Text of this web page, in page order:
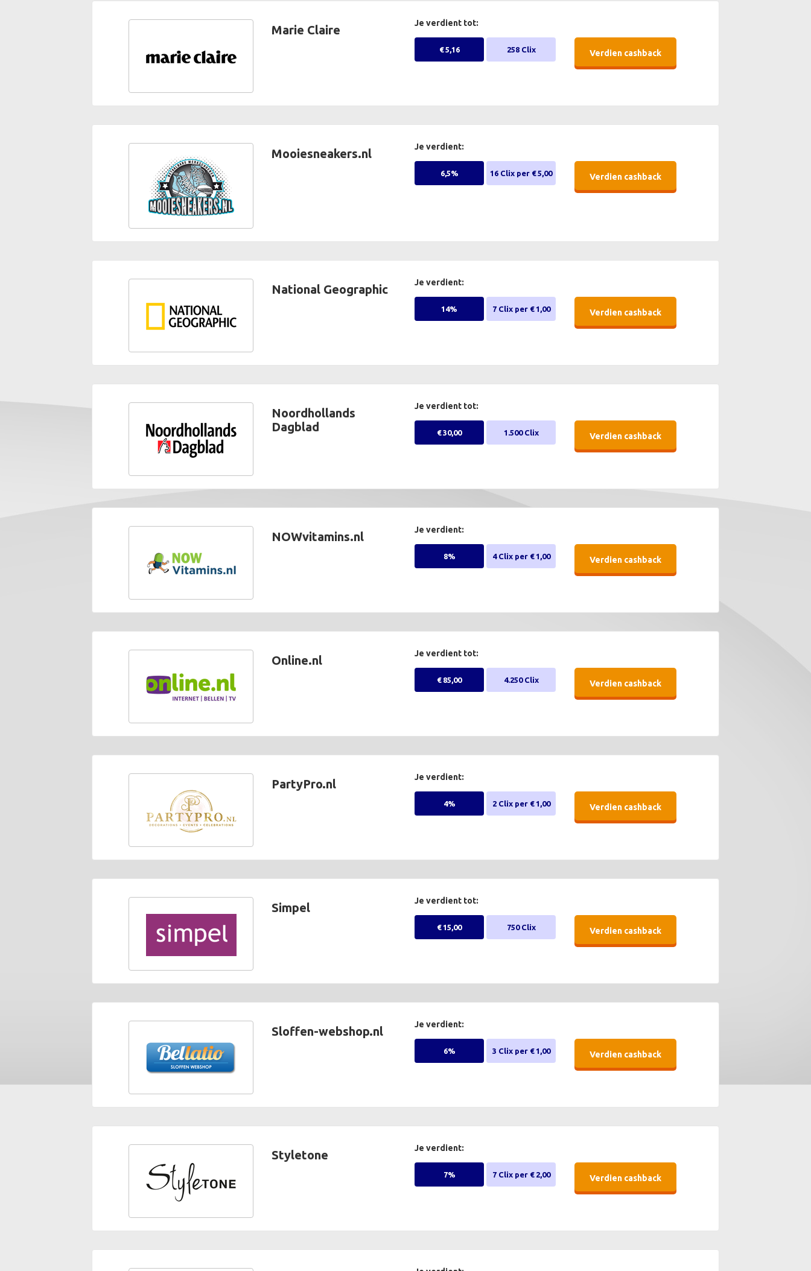
Marie Claire Je verdient tot:
€ 5,16 258 Clix Verdien cashback
Mooiesneakers.nl Je verdient:
6,5% 16 Clix per € 5,00 Verdien cashback
National Geographic Je verdient:
14% 7 Clix per € 1,00 Verdien cashback
Noordhollands
Dagblad
Je verdient tot:
€ 30,00 1.500 Clix Verdien cashback
NOWvitamins.nl Je verdient:
8% 4 Clix per € 1,00 Verdien cashback
Online.nl Je verdient tot:
€ 85,00 4.250 Clix Verdien cashback
PartyPro.nl Je verdient:
4% 2 Clix per € 1,00 Verdien cashback
Simpel Je verdient tot:
€ 15,00 750 Clix Verdien cashback
Sloffen-webshop.nl Je verdient:
6% 3 Clix per € 1,00 Verdien cashback
Styletone Je verdient:
7% 7 Clix per € 2,00 Verdien cashback